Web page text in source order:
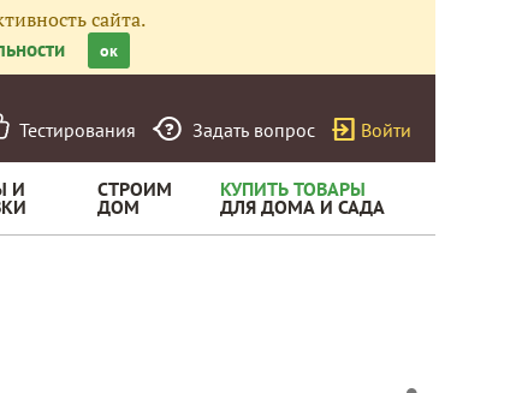
сайта.
ок
Тестирования Задать вопрос Войти
И СТРОИМ
ДОМ
КУПИТЬ ТОВАРЫ
ДЛЯ ДОМА И САДА